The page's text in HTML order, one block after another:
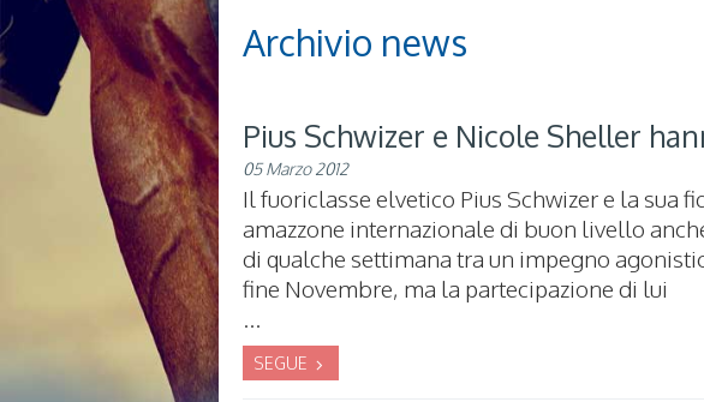
Archivio news
Pius Schwizer e Nicole Sheller
05 Marzo 2012
Il fuoriclasse elvetico Pius Schwizer e la sua
amazzone internazionale di buon livello
di qualche settimana tra un impegno
fine Novembre, ma la partecipazione di lui
...
SEGUE